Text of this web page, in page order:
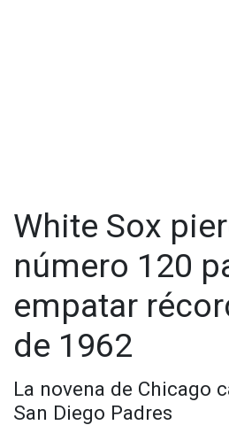
Ambos comenzaron su amistad
White Sox
número 120
empatar
de 1962
La novena de Chicago
San Diego Padres